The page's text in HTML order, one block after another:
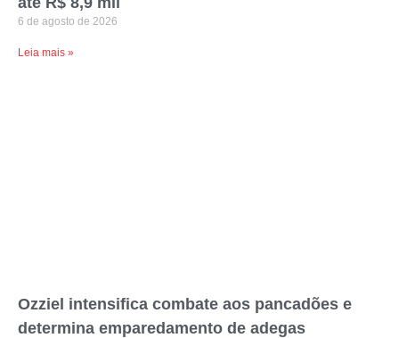
6 de agosto de 2026
Leia mais »
Ozziel intensifica combate aos pancadões e
determina emparedamento de adegas